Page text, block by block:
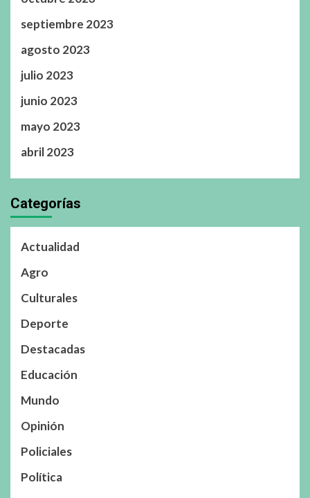
septiembre 2023
agosto 2023
julio 2023
junio 2023
mayo 2023
abril 2023
Categorías
Actualidad
Agro
Culturales
Deporte
Destacadas
Educación
Mundo
Opinión
Policiales
Política